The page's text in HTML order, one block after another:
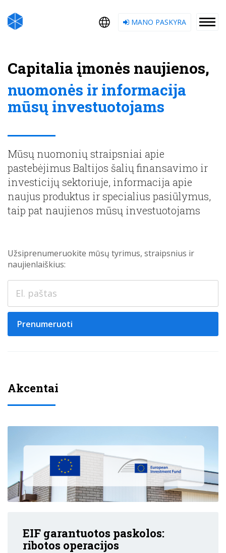
MANO PASKYRA
Capitalia įmonės naujienos,
nuomonės ir informacija
mūsų investuotojams
Mūsų nuomonių straipsniai apie
pastebėjimus Baltijos šalių finansavimo ir
investicijų sektoriuje, informacija apie
naujus produktus ir specialius pasiūlymus,
taip pat naujienos mūsų investuotojams
Užsiprenumeruokite mūsų tyrimus, straipsnius ir
naujienlaiškius:
Prenumeruoti
Akcentai
EIF garantuotos paskolos:
ribotos operacijos